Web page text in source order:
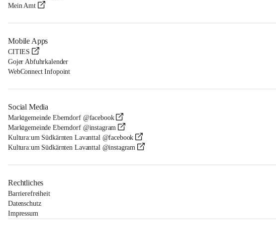
Mein Amt
Mobile Apps
CITIES
Gojer Abfuhrkalender
WebConnect Infopoint
Social Media
Marktgemeinde Eberndorf @facebook
Marktgemeinde Eberndorf @instagram
Kultura:um Südkärnten Lavanttal @facebook
Kultura:um Südkärnten Lavanttal @instagram
Rechtliches
Barrierefreiheit
Datenschutz
Impressum